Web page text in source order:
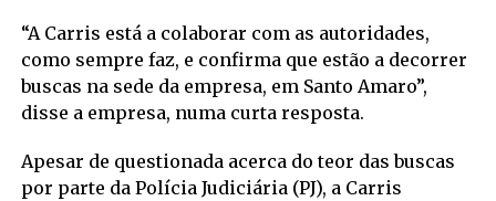
“A Carris está a colaborar com as autoridades,
como sempre faz, e confirma que estão a decorrer
buscas na sede da empresa, em Santo Amaro”,
disse a empresa, numa curta resposta.
Apesar de questionada acerca do teor das buscas
por parte da Polícia Judiciária (PJ), a Carris